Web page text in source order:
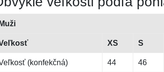
XS S
(konfekčná) 44 46